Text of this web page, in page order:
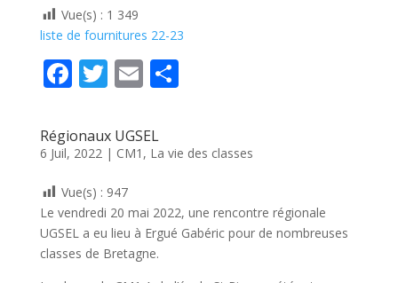
o
o
k
Vue(s) : 1 349
liste de fournitures 22-23
F
e
b
o
o
k
T
itt
er
E
ai
l
P
g
Régionaux UGSEL
6 Juil, 2022| CM1 , La vie des classes
Vue(s) : 947
Le vendredi 20 mai 2022, une rencontre régionale
UGSEL a eu lieu à Ergué Gabéric pour de nombreuses
classes de Bretagne.